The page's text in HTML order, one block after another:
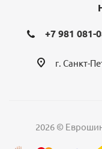
+7 981 081-
г. Санкт-
2026 ©